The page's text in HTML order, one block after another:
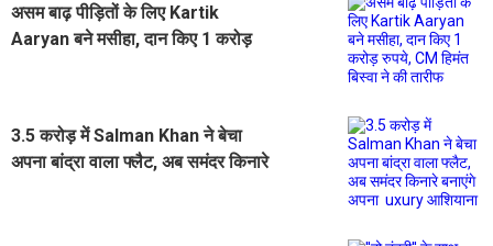
असम बाढ़ पीड़ितों के लिए Kartik
Aaryan बने मसीहा, दान किए 1 करोड़
3.5 करोड़ में Salman Khan ने बेचा
अपना बांद्रा वाला फ्लैट, अब समंदर किनारे